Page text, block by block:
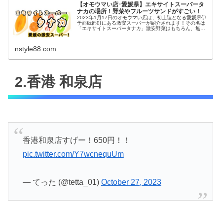
【オモウマい店･愛媛県】エキサイトスーパータ
ナカの場所！野菜やフルーツサンドがすごい！
2023年1月17日のオモウマい店は、初上陸となる愛媛県伊
予郡砥部町にある激安スーパーが紹介されます！その名は
「エキサイトスーパータナカ」激安野菜はもちろん、無料
nstyle88.com
2.香港 和泉店
香港和泉店すげー！650円！！
pic.twitter.com/Y7wcnequUm
— てった (@tetta_01) October 27, 2023